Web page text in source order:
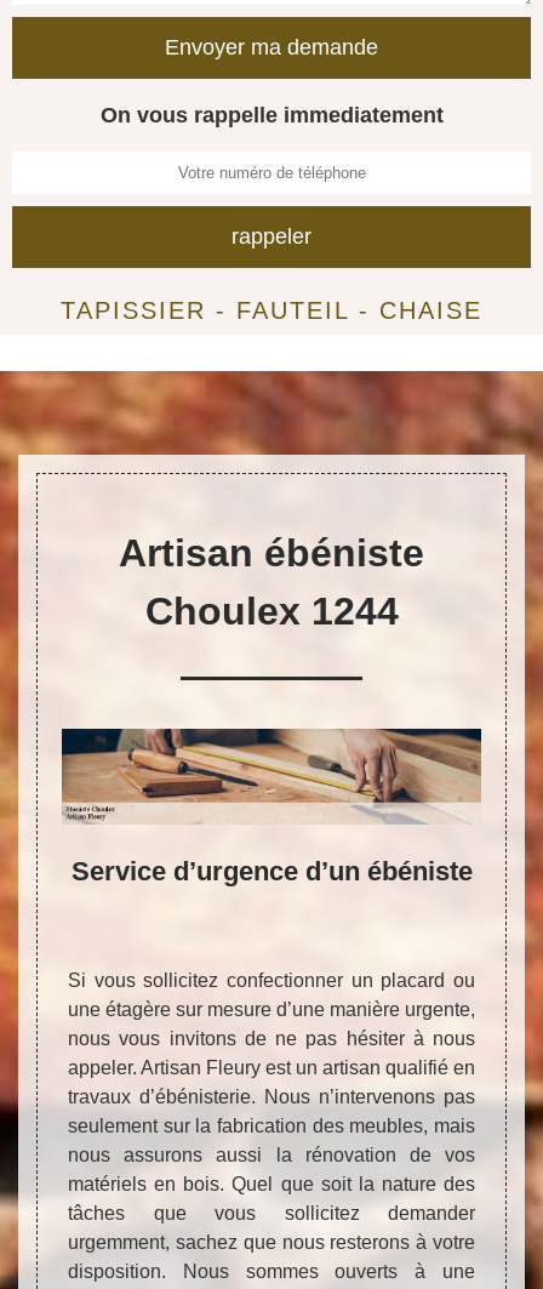
On vous rappelle immediatement
TAPISSIER - FAUTEIL - CHAISE
Artisan ébéniste
Choulex 1244
en
de
ainsi
de
de
En
Service d’urgence d’un ébéniste
Si vous sollicitez confectionner un placard ou
une étagère sur mesure d’une manière urgente,
nous vous invitons de ne pas hésiter à nous
appeler. Artisan Fleury est un artisan qualifié en
travaux d’ébénisterie. Nous n’intervenons pas
seulement sur la fabrication des meubles, mais
nous assurons aussi la rénovation de vos
matériels en bois. Quel que soit la nature des
tâches que vous sollicitez demander
urgemment, sachez que nous resterons à votre
disposition. Nous sommes ouverts à une
bien